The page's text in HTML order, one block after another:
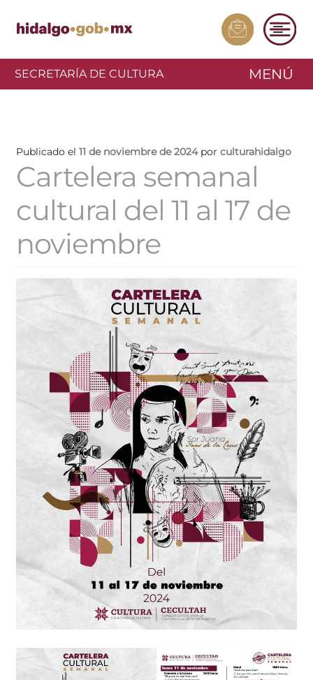
SECRETARÍA DE CULTURA MENÚ
Publicado el 11 de noviembre de 2024 por culturahidalgo
Cartelera semanal
cultural del 11 al 17 de
noviembre